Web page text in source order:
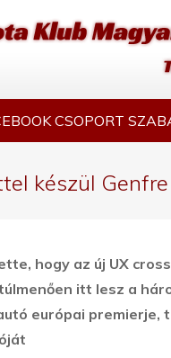
CSOPORT
készül
hogy az új UX
itt lesz a
európai premierje,